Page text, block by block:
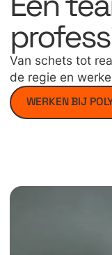
Van schets tot
de regie en
WERKEN BIJ